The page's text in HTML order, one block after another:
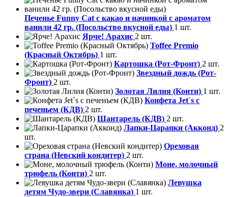
Печенье Funny Сat с какао и начинкой с ароматом
ванили 42 гр. (Посольство вкусной еды) 1 шт.
Ярче! Арахис 2 шт.
Toffee Premio
(Красный Октябрь) 1 шт.
Картошка (Рот-Фронт) 2 шт.
Звездный дождь (Рот-
Фронт) 2 шт.
Золотая Лилия (Конти) 1 шт.
Конфета Jet`s с
печеньем (КДВ) 2 шт.
Шантарель (КДВ) 2 шт.
Лапки-Царапки (Акконд) 2
шт.
Ореховая
страна (Невский кондитер) 2 шт.
Моне, молочный
трюфель (Конти) 2 шт.
Левушка
детям Чудо-звери (Славянка) 1 шт.